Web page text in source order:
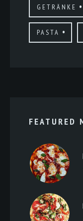
GETRÄNKE
PASTA
FEATURED